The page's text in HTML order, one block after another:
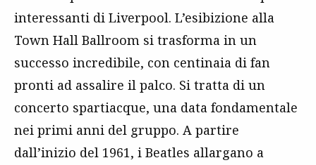
interessanti di Liverpool. L’esibizione alla
Town Hall Ballroom si trasforma in un
successo incredibile, con centinaia di fan
pronti ad assalire il palco. Si tratta di un
concerto spartiacque, una data fondamentale
nei primi anni del gruppo. A partire
dall’inizio del 1961, i Beatles allargano a